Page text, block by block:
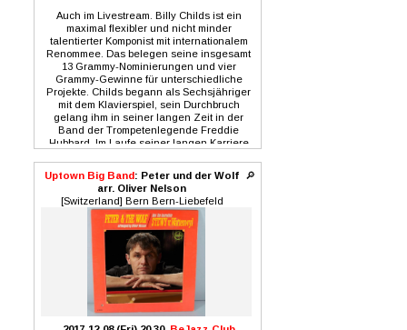
Auch im Livestream. Billy Childs ist ein
maximal flexibler und nicht minder
talentierter Komponist mit internationalem
Renommee. Das belegen seine insgesamt
13 Grammy-Nominierungen und vier
Grammy-Gewinne für unterschiedliche
Projekte. Childs begann als Sechsjähriger
mit dem Klavierspiel, sein Durchbruch
gelang ihm in seiner langen Zeit in der
Band der Trompetenlegende Freddie
Hubbard. Im Laufe seiner langen Karriere
Angeles und Detroit, dem Kronos Quartett
und vielen anderen mehr. Billy Childs lässt
sich von allen Seiten inspirieren, für ihn ist
Musik auch ein Spiegel der Gesellschaft. In
seinen Kompositionen, die er für die
arrangiert hat, geht es um ganz
unterschiedliche Themen wie
Menschenhandel, unerwiderte Liebe,
amerikanische Landschaften, um den
tanzenden Hindu-Gott Shiva oder den
Mount Olympus. Unterstützt wird Billy Childs
🔎
Uptown Big Band : Peter und der Wolf
arr. Oliver Nelson
[Switzerland] Bern Bern-Liebefeld